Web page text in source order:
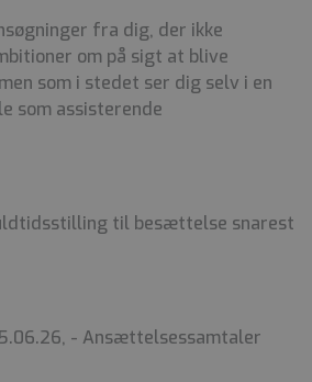
fra dig, der ikke
om på sigt at blive
som i stedet ser dig selv i en
som assisterende
til besættelse snarest
- Ansættelsessamtaler